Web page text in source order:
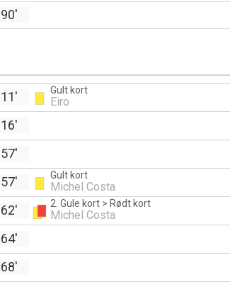
90'
11' Gult kort
Eiro
16'
57'
57'
Gult kort
Michel Costa
62' 2. Gule kort > Rødt kort
Michel Costa
64'
68'